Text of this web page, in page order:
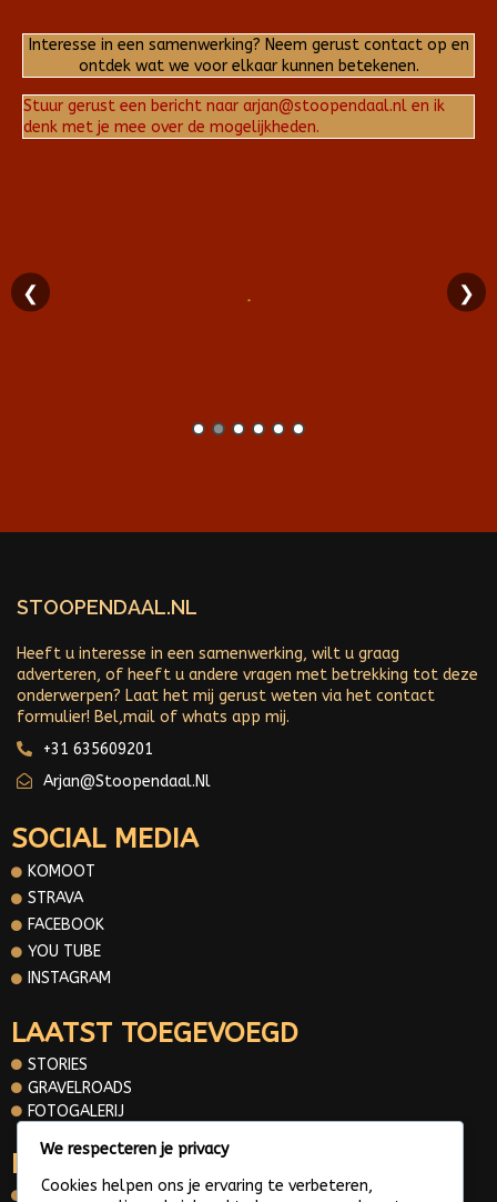
Interesse in een samenwerking? Neem gerust contact op en
ontdek wat we voor elkaar kunnen betekenen.
Stuur gerust een bericht naar arjan@stoopendaal.nl en ik
denk met je mee over de mogelijkheden.
❮ ❯
STOOPENDAAL.NL
Heeft u interesse in een samenwerking, wilt u graag
adverteren, of heeft u andere vragen met betrekking tot deze
onderwerpen? Laat het mij gerust weten via het contact
formulier! Bel,mail of whats app mij.
+31 635609201
Arjan@stoopendaal.nl
SOCIAL MEDIA
KOMOOT
STRAVA
FACEBOOK
YOU TUBE
INSTAGRAM
LAATST TOEGEVOEGD
STORIES
GRAVELROADS
FOTOGALERIJ
INFORMATIE
OVER MIJ
We respecteren je privacy
Cookies helpen ons je ervaring te verbeteren,